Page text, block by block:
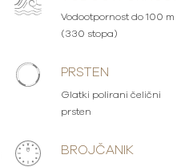
Vodootpornost do 100 m
(330 stopa)
PRSTEN
Glatki polirani čelični
prsten
BROJČANIK